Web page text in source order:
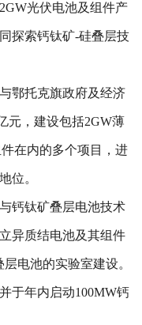
光伏电池及组件产
探索钙钛矿-硅叠层技
鄂托克旗政府及经济
元，建设包括2GW薄
在内的多个项目，进
位。
钙钛矿叠层电池技术
异质结电池及其组件
电池的实验室建设。
于年内启动100MW钙